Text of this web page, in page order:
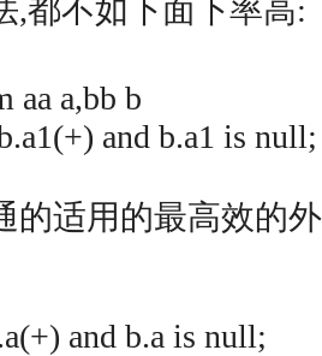
,都不如下面下率高:
aa a,bb b
and b.a1 is null;
的适用的最高效的
and b.a is null;